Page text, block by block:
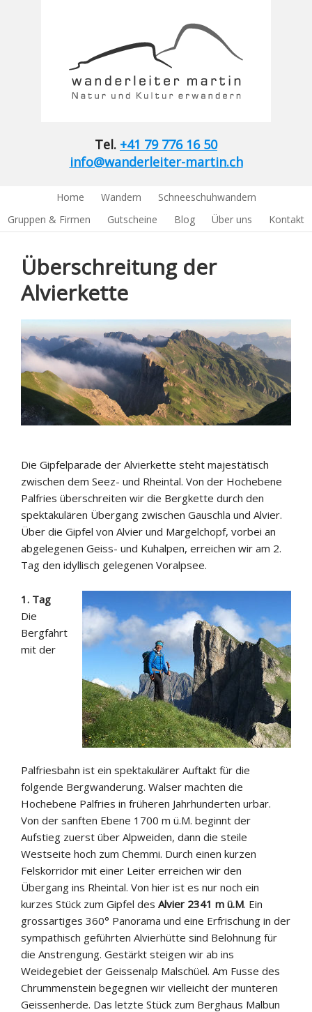
Tel. +41 79 776 16 50
info@wanderleiter-martin.ch
Home Wandern
Schneeschuhwandern
Gruppen & Firmen
Gutscheine Blog Über uns Kontakt
Überschreitung der
Alvierkette
Die Gipfelparade der Alvierkette steht majestätisch
zwischen dem Seez- und Rheintal. Von der Hochebene
Palfries überschreiten wir die Bergkette durch den
spektakulären Übergang zwischen Gauschla und Alvier.
Über die Gipfel von Alvier und Margelchopf, vorbei an
abgelegenen Geiss- und Kuhalpen, erreichen wir am 2.
Tag den idyllisch gelegenen Voralpsee.
1. Tag
Die
Bergfahrt
mit der
Palfriesbahn ist ein spektakulärer Auftakt für die
folgende Bergwanderung. Walser machten die
Hochebene Palfries in früheren Jahrhunderten urbar.
Von der sanften Ebene 1700 m ü.M. beginnt der
Aufstieg zuerst über Alpweiden, dann die steile
Westseite hoch zum Chemmi. Durch einen kurzen
Felskorridor mit einer Leiter erreichen wir den
Übergang ins Rheintal. Von hier ist es nur noch ein
kurzes Stück zum Gipfel des Alvier 2341 m ü.M. Ein
grossartiges 360° Panorama und eine Erfrischung in der
sympathisch geführten Alvierhütte sind Belohnung für
die Anstrengung. Gestärkt steigen wir ab ins
Weidegebiet der Geissenalp Malschüel. Am Fusse des
Chrummenstein begegnen wir vielleicht der munteren
Geissenherde. Das letzte Stück zum Berghaus Malbun